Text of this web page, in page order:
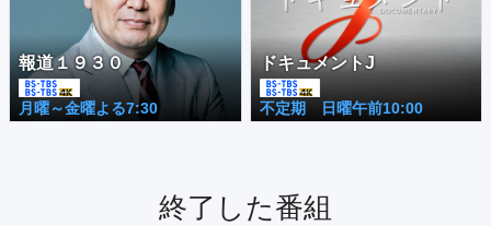
報道１９３０
月曜～金曜よる7:30
ドキュメントJ
不定期 日曜午前10:00
終了した番組